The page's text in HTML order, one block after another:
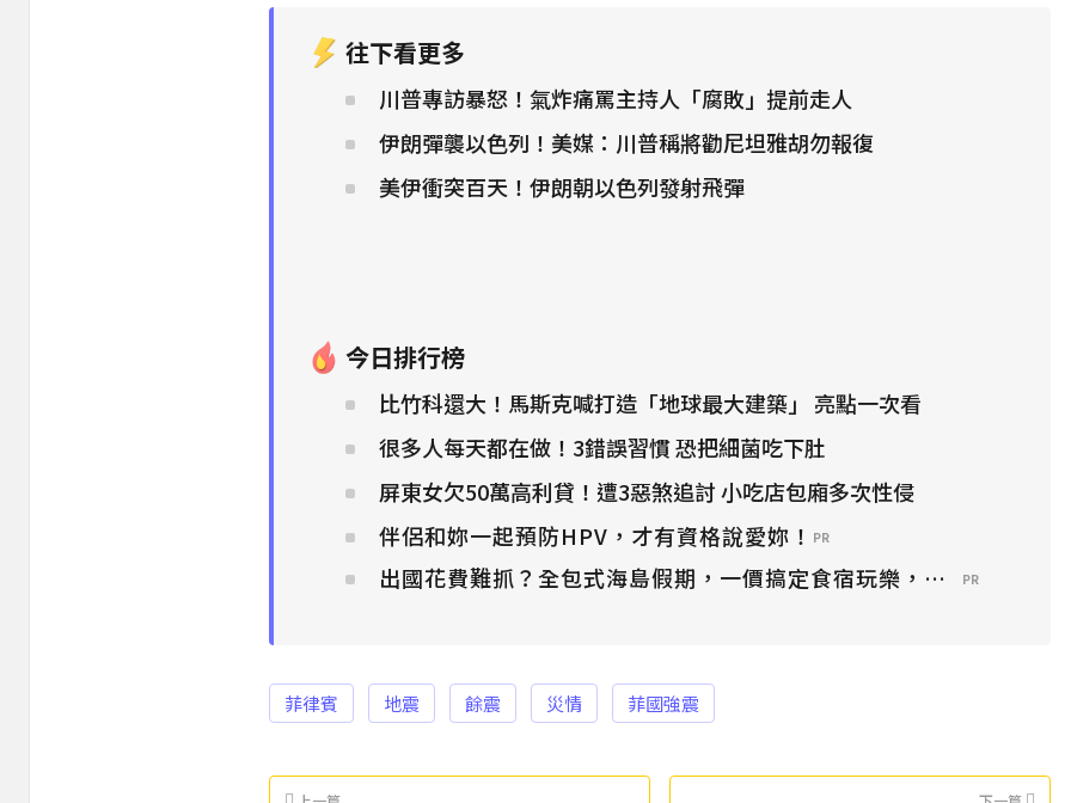
往下看更多
川普專訪暴怒！氣炸痛罵主持人「腐敗」提前走人
伊朗彈襲以色列！美媒：川普稱將勸尼坦雅胡勿報復
美伊衝突百天！伊朗朝以色列發射飛彈
今日排行榜
比竹科還大！馬斯克喊打造「地球最大建築」 亮點一次看
很多人每天都在做！3錯誤習慣 恐把細菌吃下肚
屏東女欠50萬高利貸！遭3惡煞追討 小吃店包廂多次性侵
伴侶和妳一起預防HPV，才有資格說愛妳！ PR
出國花費難抓？全包式海島假期，一價搞定食宿玩樂，省錢更省心！
PR
菲律賓 地震 餘震 災情 菲國強震